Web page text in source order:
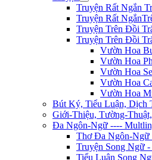
Truyện Rất Ngắn
Truyện Rất
Truyện Trên Đồi
Truyện Trên Đồi
Vườn Hoa
Vườn Hoa
Vườn Hoa
Vườn Hoa
Vườn Hoa
Bút Ký, Tiểu Luận, Dịch
Giới-Thiệu, Tường-
Đa Ngôn-Ngữ ----
Thơ Đa Ngôn-Ngữ
Truyện Song Ngữ
Tiểu Luận Song